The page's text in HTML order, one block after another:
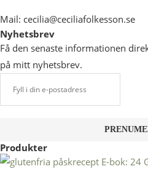
Mail: cecilia@ceciliafolkesson.se
Nyhetsbrev
Få den senaste informationen
på mitt nyhetsbrev.
Produkter
E-bok: 24